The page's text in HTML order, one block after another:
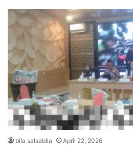
bila salsabila April 22, 2026